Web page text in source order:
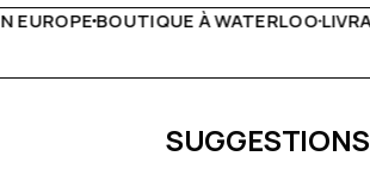
LIVRAISON GRATUITE À
SUGGESTIONS